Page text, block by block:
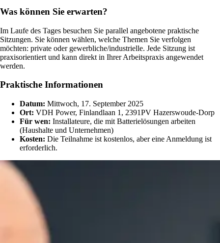
Was können Sie erwarten?
Im Laufe des Tages besuchen Sie parallel angebotene praktische
Sitzungen. Sie können wählen, welche Themen Sie verfolgen
möchten: private oder gewerbliche/industrielle. Jede Sitzung ist
praxisorientiert und kann direkt in Ihrer Arbeitspraxis angewendet
werden.
Praktische Informationen
Datum: Mittwoch, 17. September 2025
Ort: VDH Power, Finlandlaan 1, 2391PV Hazerswoude-Dorp
Für wen: Installateure, die mit Batterielösungen arbeiten
(Haushalte und Unternehmen)
Kosten: Die Teilnahme ist kostenlos, aber eine Anmeldung ist
erforderlich.